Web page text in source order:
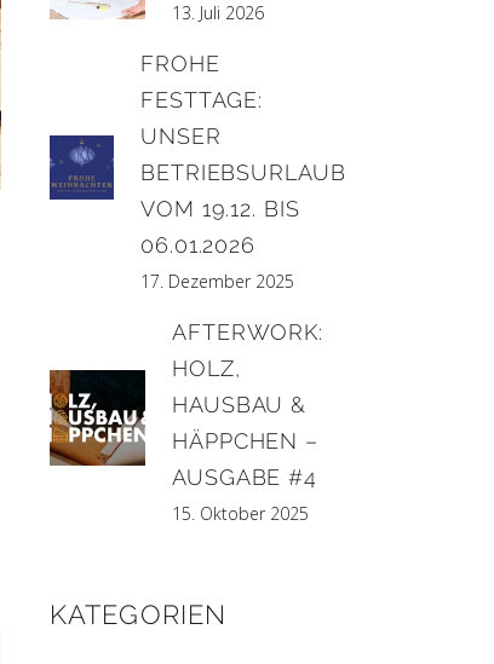
13. Juli 2026
FROHE
FESTTAGE:
UNSER
BETRIEBSURLAUB
VOM 19.12. BIS
06.01.2026
17. Dezember 2025
AFTERWORK:
HOLZ,
HAUSBAU &
HÄPPCHEN –
AUSGABE #4
15. Oktober 2025
KATEGORIEN